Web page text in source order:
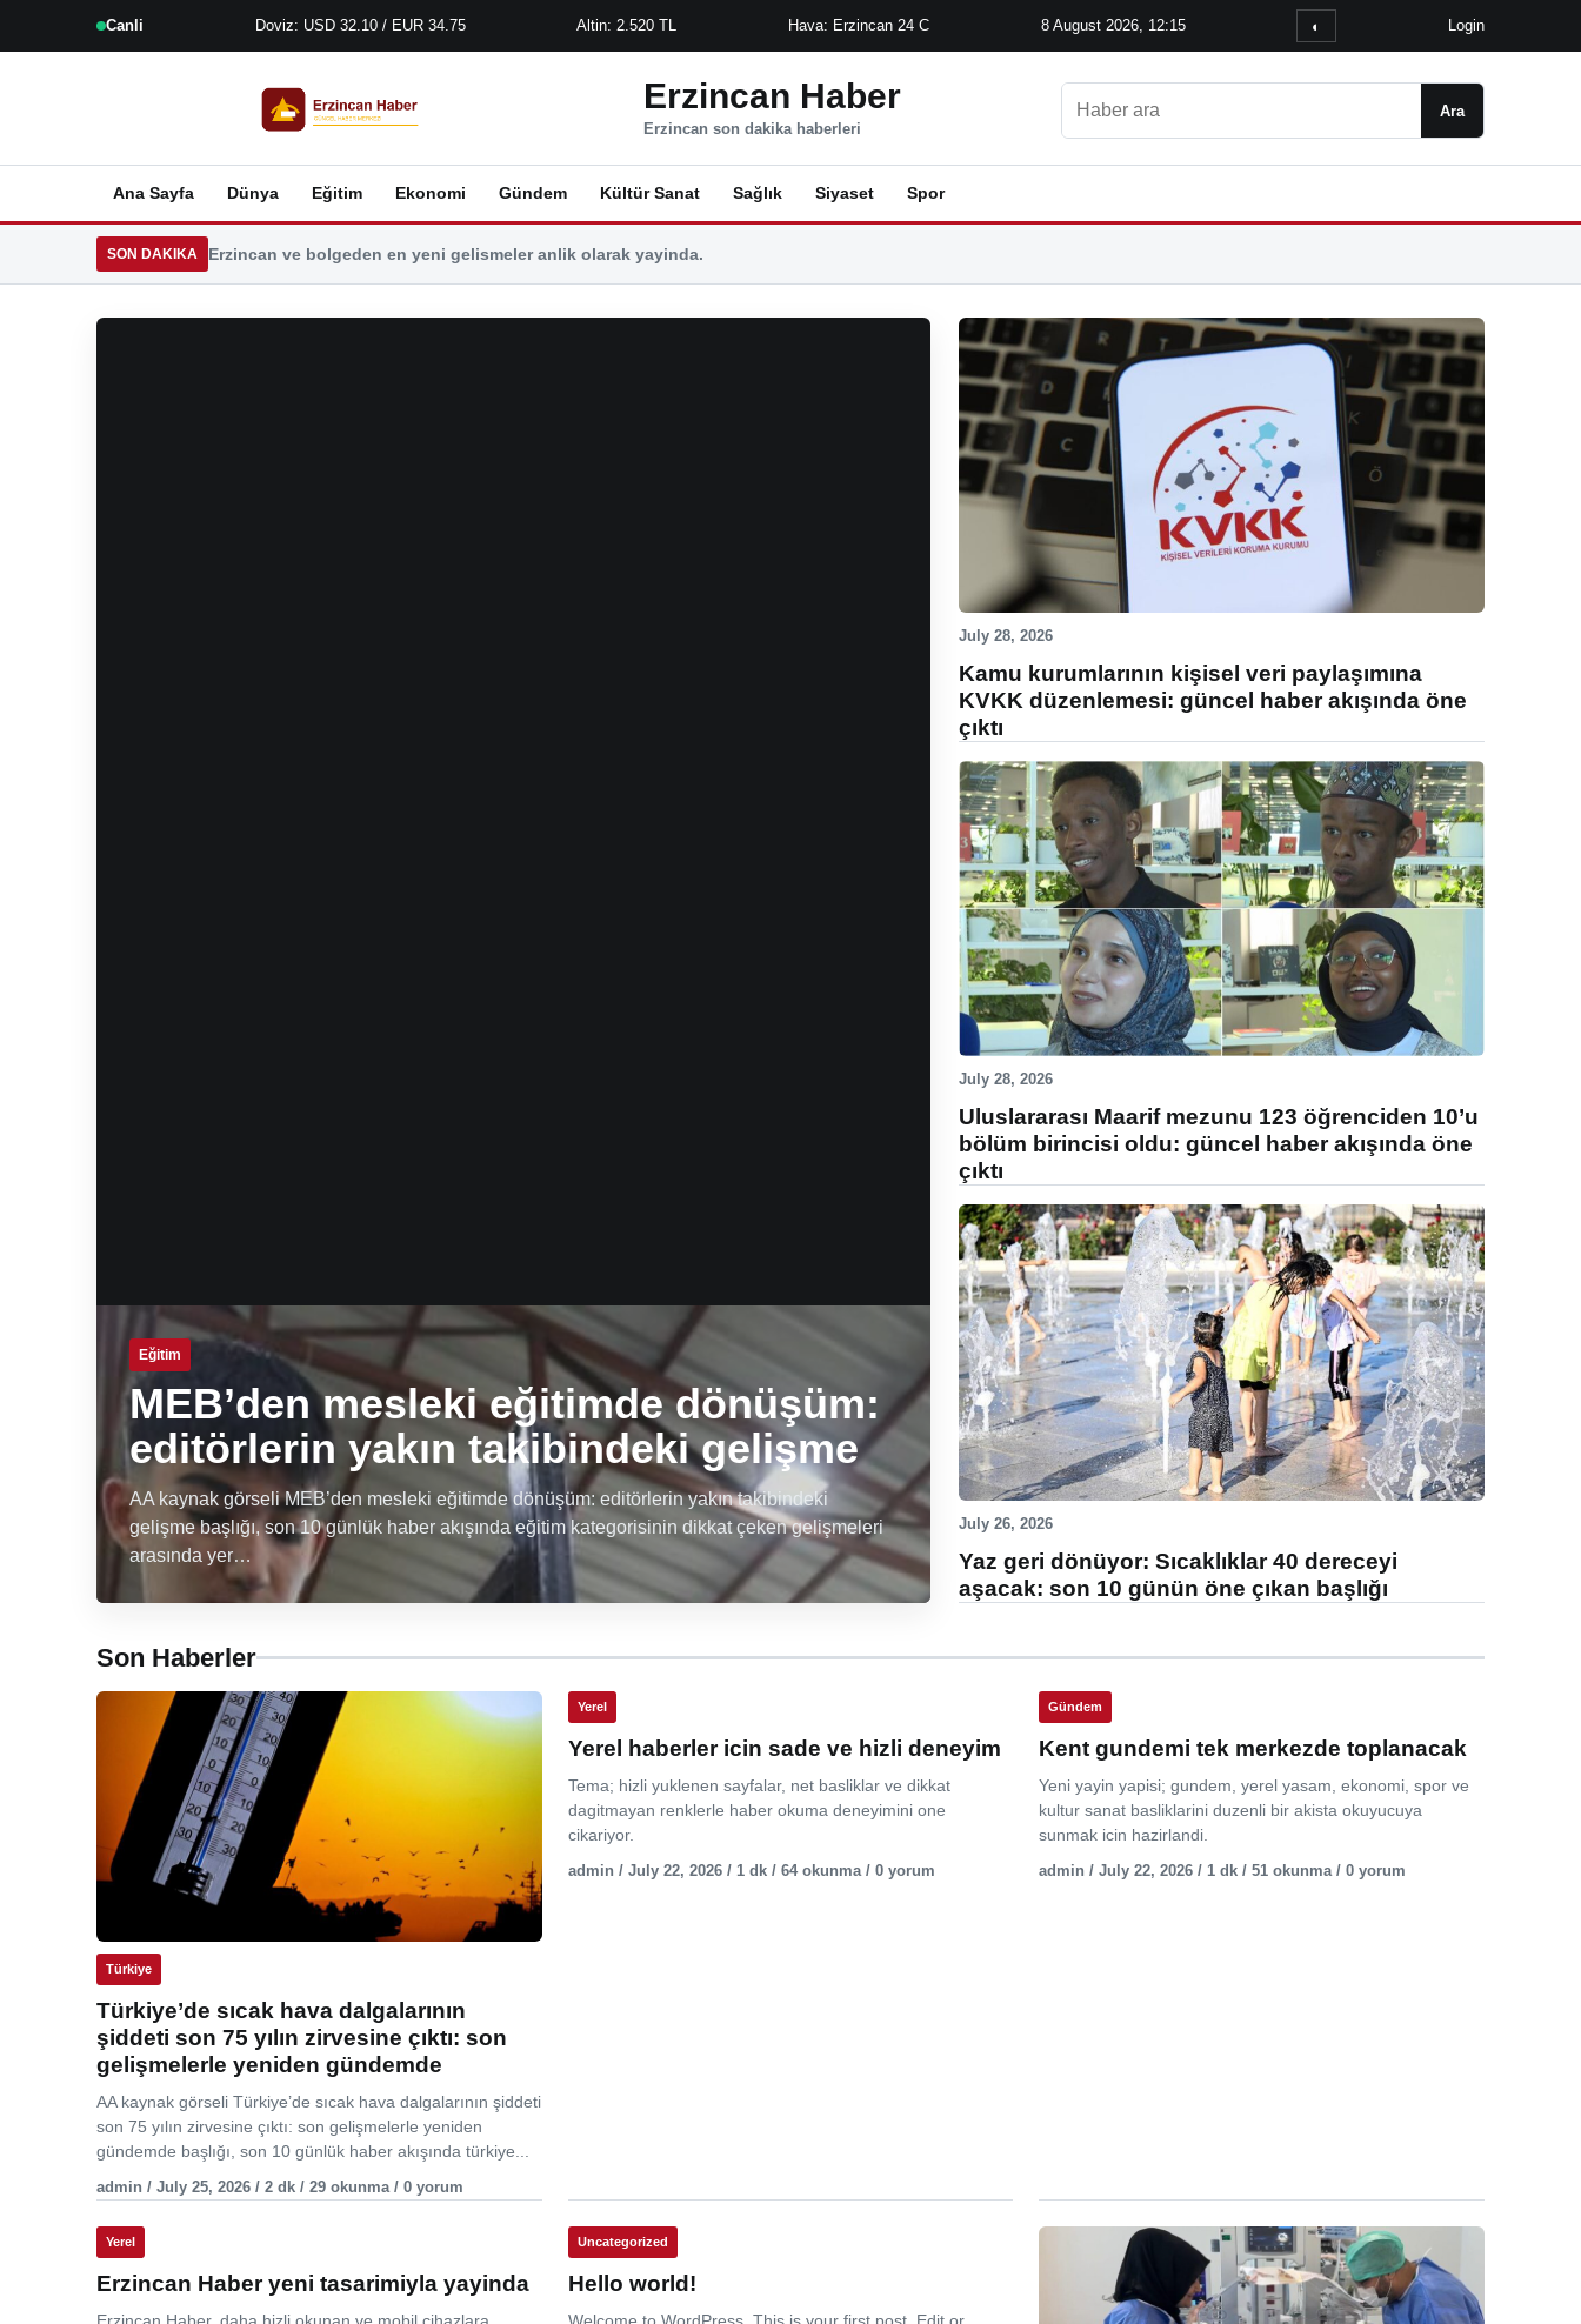
Canli Doviz: USD 32.10 / EUR 34.75 Altin: 2.520 TL Hava: Erzincan 24 C 8 August 2026, 12:15 ◐ Login
Erzincan Haber
Erzincan son dakika haberleri
Ara
Ana Sayfa Dünya Eğitim Ekonomi Gündem Kültür Sanat Sağlık Siyaset Spor
SON DAKIKA Erzincan ve bolgeden en yeni gelismeler anlik olarak yayinda.
Eğitim
MEB’den mesleki eğitimde dönüşüm:
editörlerin yakın takibindeki gelişme
AA kaynak görseli MEB’den mesleki eğitimde dönüşüm: editörlerin yakın takibindeki
gelişme başlığı, son 10 günlük haber akışında eğitim kategorisinin dikkat çeken gelişmeleri
arasında yer…
July 28, 2026
Kamu kurumlarının kişisel veri paylaşımına
KVKK düzenlemesi: güncel haber akışında öne
çıktı
July 28, 2026
Uluslararası Maarif mezunu 123 öğrenciden 10’u
bölüm birincisi oldu: güncel haber akışında öne
çıktı
July 26, 2026
Yaz geri dönüyor: Sıcaklıklar 40 dereceyi
aşacak: son 10 günün öne çıkan başlığı
Son Haberler
Türkiye
Türkiye’de sıcak hava dalgalarının
şiddeti son 75 yılın zirvesine çıktı: son
gelişmelerle yeniden gündemde
AA kaynak görseli Türkiye’de sıcak hava dalgalarının şiddeti
son 75 yılın zirvesine çıktı: son gelişmelerle yeniden
gündemde başlığı, son 10 günlük haber akışında türkiye...
admin / July 25, 2026 / 2 dk / 29 okunma / 0 yorum
Yerel
Yerel haberler icin sade ve hizli deneyim
Tema; hizli yuklenen sayfalar, net basliklar ve dikkat
dagitmayan renklerle haber okuma deneyimini one
cikariyor.
admin / July 22, 2026 / 1 dk / 64 okunma / 0 yorum
Gündem
Kent gundemi tek merkezde toplanacak
Yeni yayin yapisi; gundem, yerel yasam, ekonomi, spor ve
kultur sanat basliklarini duzenli bir akista okuyucuya
sunmak icin hazirlandi.
admin / July 22, 2026 / 1 dk / 51 okunma / 0 yorum
Yerel
Erzincan Haber yeni tasarimiyla yayinda
Erzincan Haber, daha hizli okunan ve mobil cihazlara
Uncategorized
Hello world!
Welcome to WordPress. This is your first post. Edit or